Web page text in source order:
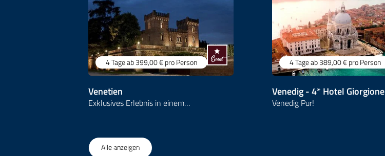
4 Tageab 399,00 € pro Person
Venetien
Exklusives Erlebnis in einem…
4 Tageab 389,00 € pro Person
Venedig - 4* Hotel Giorgione
Venedig Pur!
1 54
Alle anzeigen